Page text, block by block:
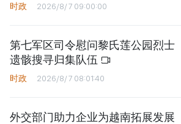
时政 2026/8/7 09:00:00
第七军区司令慰问黎氏莲公园烈士
遗骸搜寻归集队伍
时政 2026/8/7 08:01:40
外交部门助力企业为越南拓展发展